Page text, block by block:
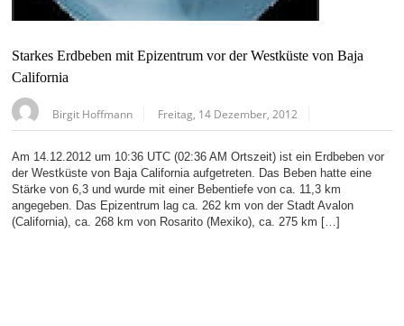
Starkes Erdbeben mit Epizentrum vor der Westküste von Baja
California
Birgit Hoffmann Freitag, 14 Dezember, 2012
Am 14.12.2012 um 10:36 UTC (02:36 AM Ortszeit) ist ein Erdbeben vor
der Westküste von Baja California aufgetreten. Das Beben hatte eine
Stärke von 6,3 und wurde mit einer Bebentiefe von ca. 11,3 km
angegeben. Das Epizentrum lag ca. 262 km von der Stadt Avalon
(California), ca. 268 km von Rosarito (Mexiko), ca. 275 km […]